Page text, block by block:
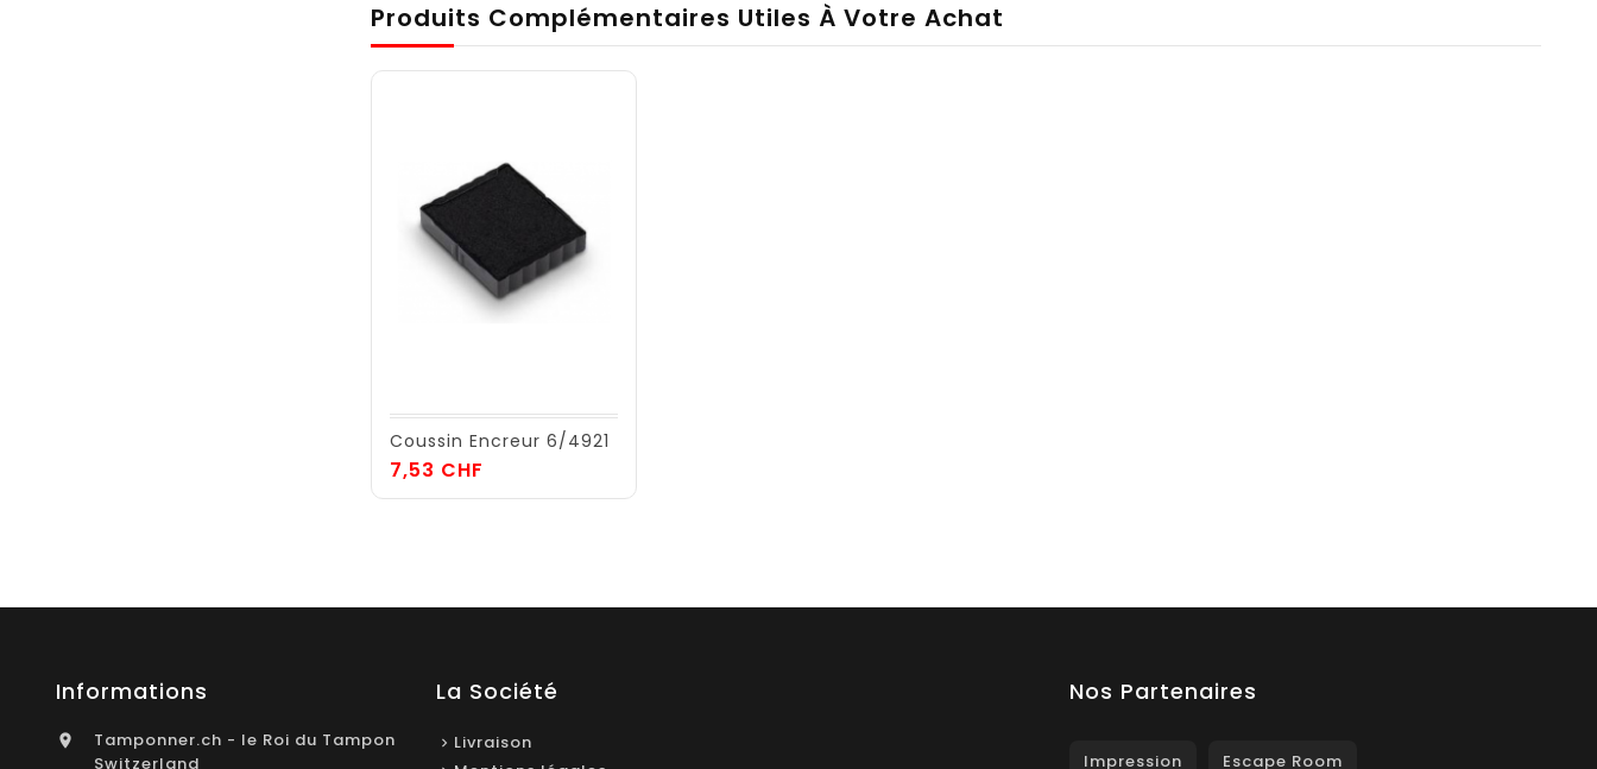
Produits Complémentaires Utiles À Votre Achat
Coussin Encreur 6/4921
7,53 CHF
Informations

Tamponner.ch - le Roi du Tampon
Switzerland
La Société
Livraison
Nos Partenaires
Impression Escape Room